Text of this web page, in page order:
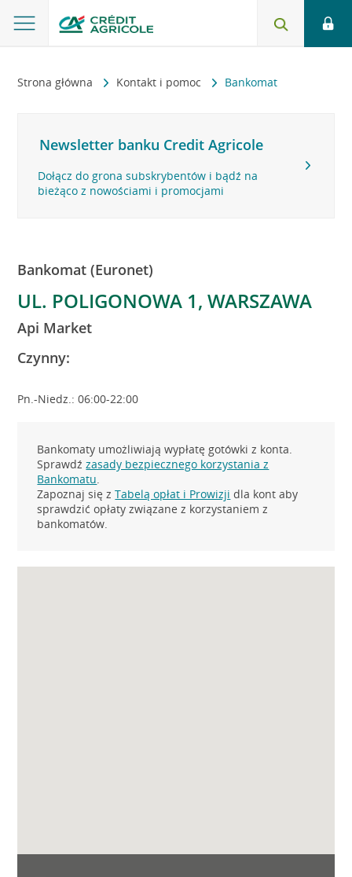
Strona główna Kontakt i pomoc Bankomat
Newsletter banku Credit Agricole
Dołącz do grona subskrybentów i bądź na
bieżąco z nowościami i promocjami
Bankomat (Euronet)
UL. POLIGONOWA 1, WARSZAWA
Api Market
Czynny:
Pn.-Niedz.: 06:00-22:00
Bankomaty umożliwiają wypłatę gotówki z konta.
Sprawdźzasady bezpiecznego korzystania z
Bankomatu.
Zapoznaj się zTabelą opłat i Prowizji dla kont aby
sprawdzić opłaty związane z korzystaniem z
bankomatów.